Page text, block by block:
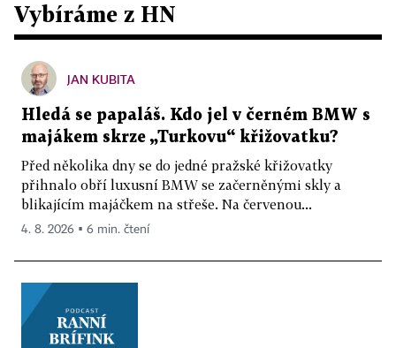
Vybíráme z HN
JAN KUBITA
Hledá se papaláš. Kdo jel v černém BMW s
majákem skrze „Turkovu“ křižovatku?
Před několika dny se do jedné pražské křižovatky
přihnalo obří luxusní BMW se začerněnými skly a
blikajícím majáčkem na střeše. Na červenou...
4. 8. 2026 ▪ 6 min. čtení